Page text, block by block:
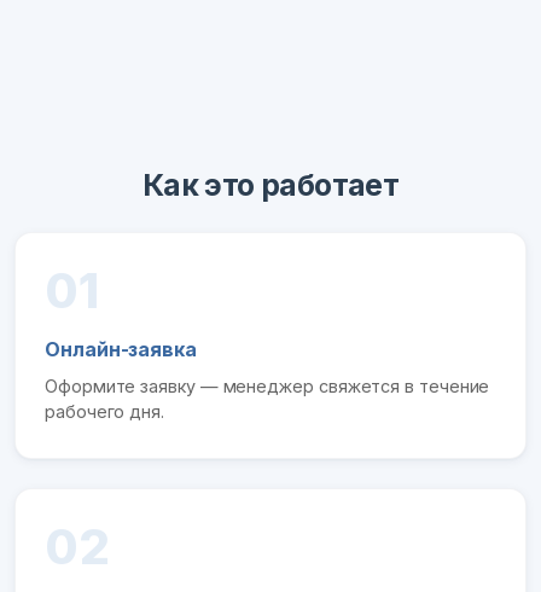
Как это работает
01
Онлайн-заявка
Оформите заявку — менеджер свяжется в течение
рабочего дня.
02